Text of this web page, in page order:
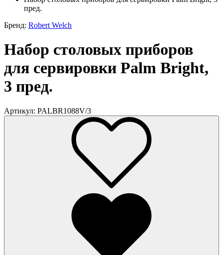
пред.
Бренд: Robert Welch
Набор столовых приборов
для сервировки Palm Bright,
3 пред.
Артикул: PALBR1088V/3